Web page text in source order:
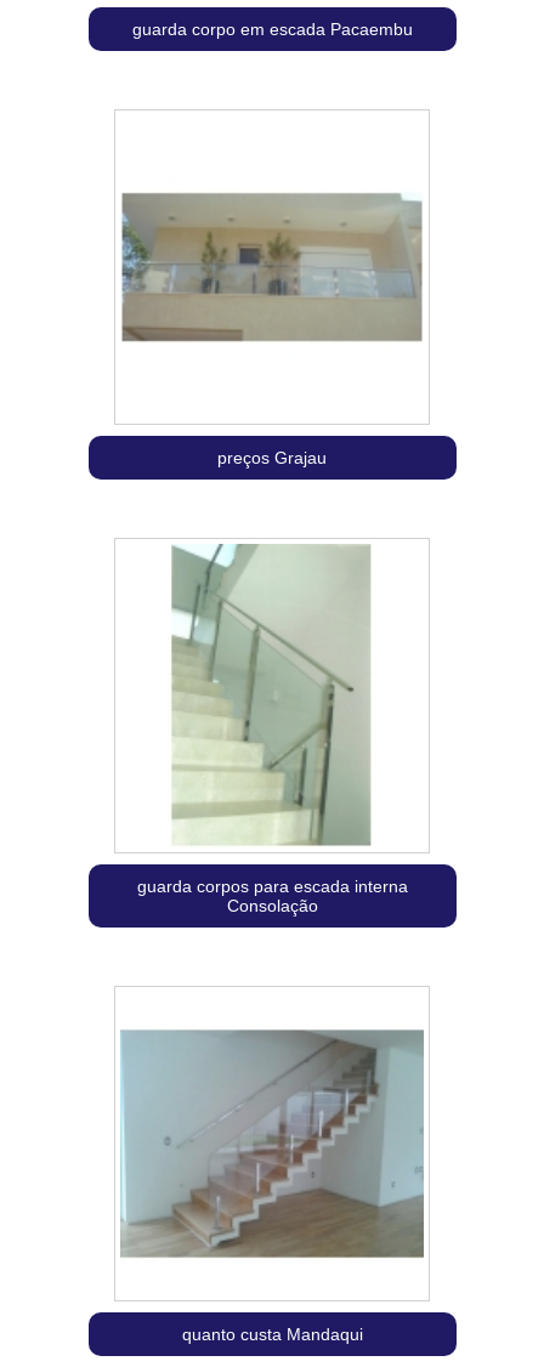
guarda corpo em escada Pacaembu
preços Grajau
guarda corpos para escada interna
Consolação
quanto custa Mandaqui